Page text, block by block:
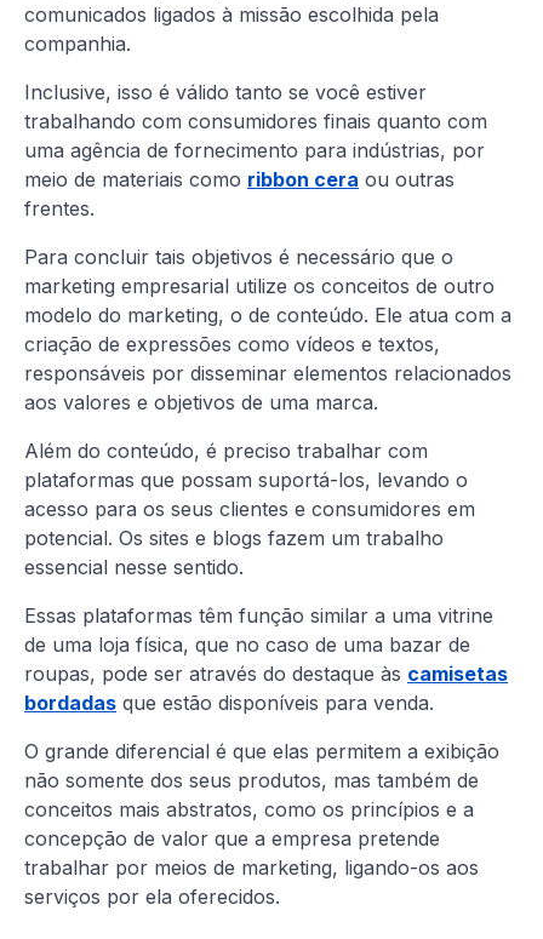
comunicados ligados à missão escolhida pela
companhia.
Inclusive, isso é válido tanto se você estiver
trabalhando com consumidores finais quanto com
uma agência de fornecimento para indústrias, por
meio de materiais como ribbon cera ou outras
frentes.
Para concluir tais objetivos é necessário que o
marketing empresarial utilize os conceitos de outro
modelo do marketing, o de conteúdo. Ele atua com a
criação de expressões como vídeos e textos,
responsáveis por disseminar elementos relacionados
aos valores e objetivos de uma marca.
Além do conteúdo, é preciso trabalhar com
plataformas que possam suportá-los, levando o
acesso para os seus clientes e consumidores em
potencial. Os sites e blogs fazem um trabalho
essencial nesse sentido.
Essas plataformas têm função similar a uma vitrine
de uma loja física, que no caso de uma bazar de
roupas, pode ser através do destaque às camisetas
bordadas que estão disponíveis para venda.
O grande diferencial é que elas permitem a exibição
não somente dos seus produtos, mas também de
conceitos mais abstratos, como os princípios e a
concepção de valor que a empresa pretende
trabalhar por meios de marketing, ligando-os aos
serviços por ela oferecidos.